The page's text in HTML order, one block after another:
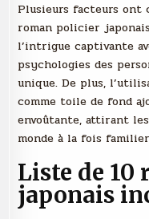
Plusieurs facteurs ont
roman policier
l’intrigue captivante
psychologies des
unique. De plus,
comme toile de fond
envoûtante, attirant
monde à la fois
Liste de 10
japonais